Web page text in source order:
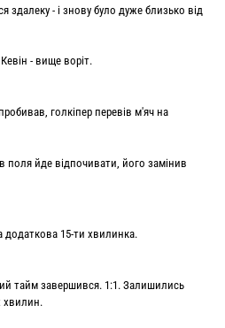
здалеку - і знову було дуже близько від
- вище воріт.
голкіпер перевів м'яч на
поля йде відпочивати, його замінив
додаткова 15-ти хвилинка.
тайм завершився. 1:1. Залишились
хвилин.